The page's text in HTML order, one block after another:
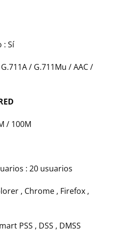
: Sí
G.711A / G.711Mu / AAC /
/ 100M
: 20 usuarios
, Chrome , Firefox ,
PSS , DSS , DMSS